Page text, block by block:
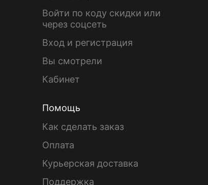
Войти по коду скидки или
через соцсеть
Вход и регистрация
Вы смотрели
Кабинет
Помощь
Как сделать заказ
Оплата
Курьерская доставка
Поддержка